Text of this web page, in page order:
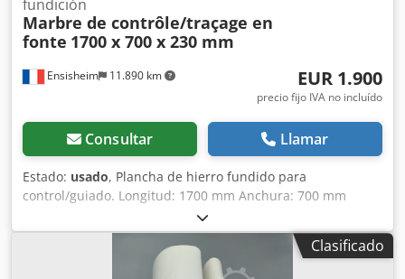
Ensisheim 11.890 km
fundición
Marbre de contrôle/traçage en
fonte 1700 x 700 x 230 mm
EUR 1.900
precio fijo IVA no incluído
Consultar Llamar
Estado: usado, Plancha de hierro fundido para
control/guiado. Longitud: 1700 mm Anchura: 700 mm
Grosor: 230 mm Crjdozqzy Depfx Anuef Altura sobre los
apoyos: 940 mm Peso: 0,8 toneladas
Clasificado